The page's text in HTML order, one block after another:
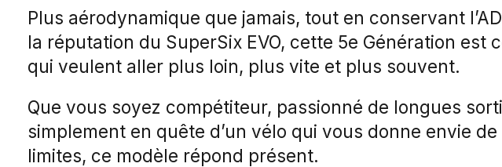
Plus aérodynamique que jamais, tout en conservant
la réputation du SuperSix EVO, cette 5e Génération est
qui veulent aller plus loin, plus vite et plus souvent.
Que vous soyez compétiteur, passionné de longues
simplement en quête d’un vélo qui vous donne envie
limites, ce modèle répond présent.